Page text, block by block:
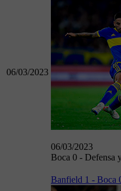
06/03/2023
06/03/2023
Boca 0 - Defensa
Banfield 1 - Boca